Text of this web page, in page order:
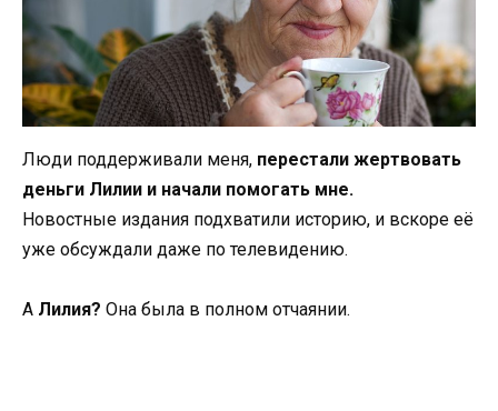
Люди поддерживали меня, перестали жертвовать
деньги Лилии и начали помогать мне.
Новостные издания подхватили историю, и вскоре её
уже обсуждали даже по телевидению.
А Лилия? Она была в полном отчаянии.